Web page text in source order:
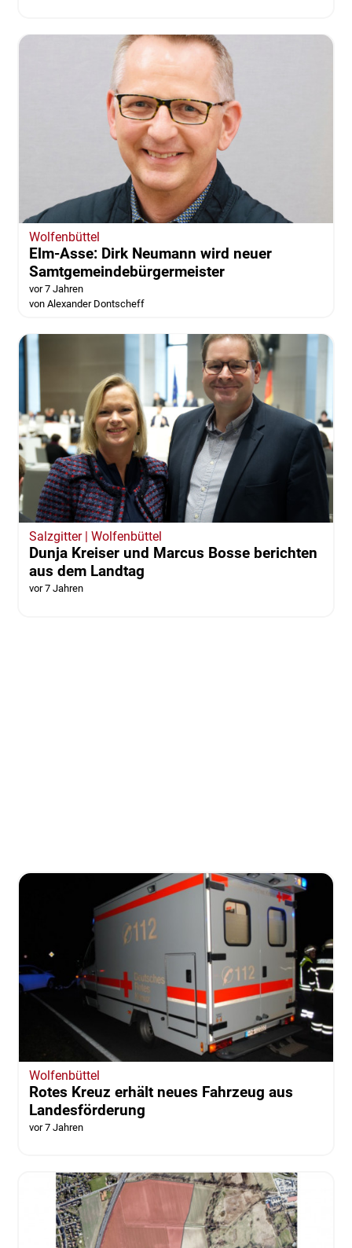
Wolfenbüttel
Elm-Asse: Dirk Neumann wird neuer
Samtgemeindebürgermeister
vor 7 Jahren
von Alexander Dontscheff
Salzgitter | Wolfenbüttel
Dunja Kreiser und Marcus Bosse berichten
aus dem Landtag
vor 7 Jahren
Wolfenbüttel
Rotes Kreuz erhält neues Fahrzeug aus
Landesförderung
vor 7 Jahren